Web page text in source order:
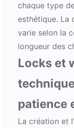
chaque type
esthétique. La
varie selon la
longueur des
Locks et
patience
La création et